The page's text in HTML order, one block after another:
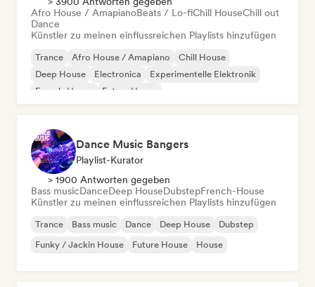
Afro House / AmapianoBeats / Lo-fiChill HouseChill out
Dance
Künstler zu meinen einflussreichen Playlists hinzufügen
Trance Afro House / Amapiano
Chill House
Deep House
Electronica
Experimentelle Elektronik
French-House
Future House
Dance Music Bangers
Playlist-Kurator
> 1900 Antworten gegeben
Bass musicDanceDeep HouseDubstepFrench-House
Künstler zu meinen einflussreichen Playlists hinzufügen
Trance Bass music Dance Deep House
Dubstep
Funky / Jackin House
Future House House